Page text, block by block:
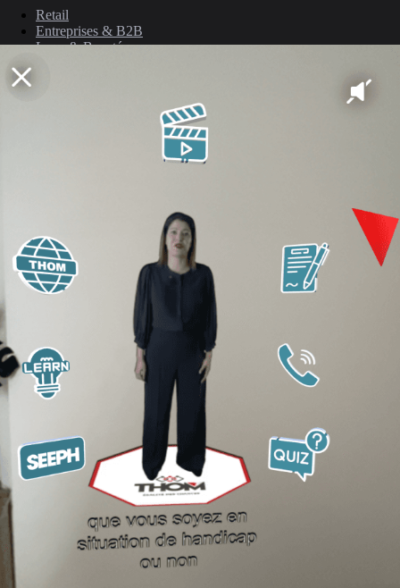
Retail
Entreprises & B2B
Luxe & Beauté
Culture & Événements
Légal
Politique de confidentialité
Politique de cookies
Conditions générales
© 2026 ARGO. Tous droits réservés.
Retour en haut ↑